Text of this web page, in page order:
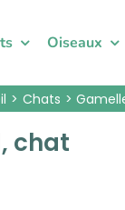
Oiseaux
Chats
chat